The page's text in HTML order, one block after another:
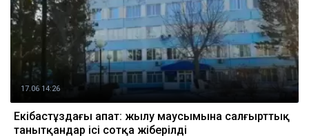
17.06 14:26
Екібастұздағы апат: жылу маусымына салғырттық
танытқандар ісі сотқа жіберілді